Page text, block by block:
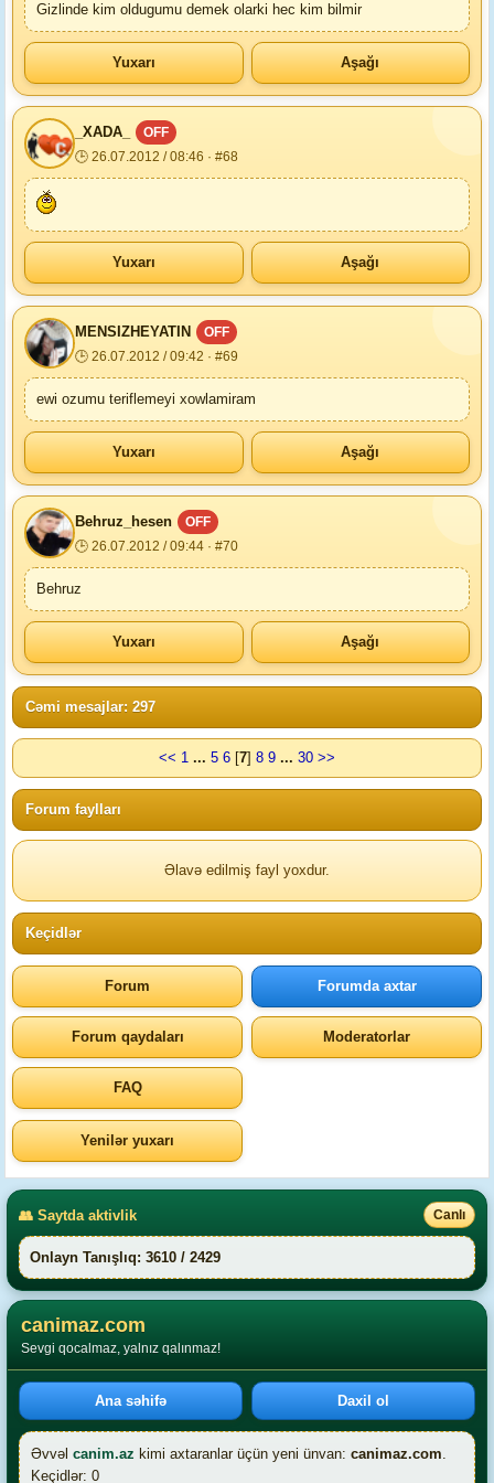
Gizlinde kim oldugumu demek olarki hec kim bilmir
Yuxarı Aşağı
_XADA_
OFF
🕒 26.07.2012 / 08:46 · #68
Yuxarı Aşağı
MENSIZHEYATIN
OFF
🕒 26.07.2012 / 09:42 · #69
ewi ozumu teriflemeyi xowlamiram
Yuxarı Aşağı
Behruz_hesen
OFF
🕒 26.07.2012 / 09:44 · #70
Behruz
Yuxarı Aşağı
Cəmi mesajlar: 297
<< 1 ... 5 6 [7] 8 9 ... 30 >>
Forum faylları
Əlavə edilmiş fayl yoxdur.
Keçidlər
Forum Forumda axtar
Forum qaydaları Moderatorlar
FAQ
Yenilər yuxarı
👥 Saytda aktivlik Canlı
Onlayn Tanışlıq: 3610 / 2429
canimaz.com
Sevgi qocalmaz, yalnız qalınmaz!
Ana səhifə Daxil ol
Əvvəl canim.az kimi axtaranlar üçün yeni ünvan: canimaz.com.
Keçidlər: 0